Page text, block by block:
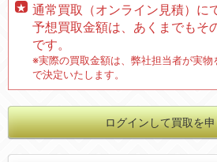
通常買取（オンライン見積）に
予想買取金額は、あくまでもそ
です。
※実際の買取金額は、弊社担当者が実
で決定いたします。
ログインして買取を